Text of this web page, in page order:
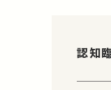
認知